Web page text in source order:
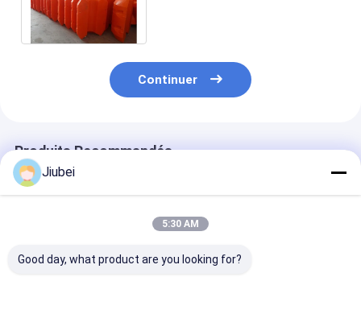
Continuer
Produits Recommandés
Jiubei
5:30 AM
Good day, what product are you looking for?